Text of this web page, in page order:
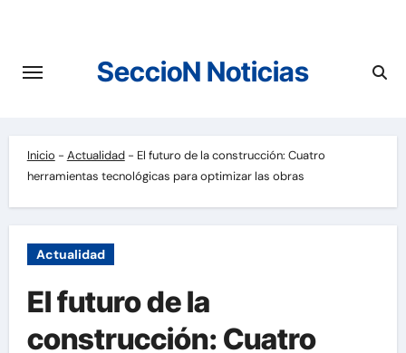
contenido
SeccioN Noticias
Inicio - Actualidad- El futuro de la construcción: Cuatro
herramientas tecnológicas para optimizar las obras
Actualidad
El futuro de la
construcción: Cuatro